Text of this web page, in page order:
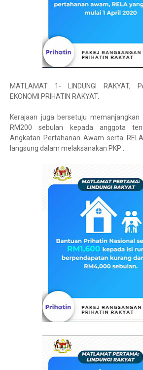
MATLAMAT 1- LINDUNGI RAKYAT,
EKONOMI PRIHATIN RAKYAT.
Kerajaan juga bersetuju
RM200 sebulan kepada anggota
Angkatan Pertahanan Awam serta
langsung dalam melaksanakan PKP .